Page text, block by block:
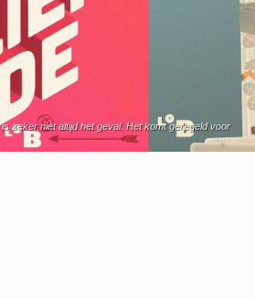
zeker niet altijd het geval. Het komt geregeld voor